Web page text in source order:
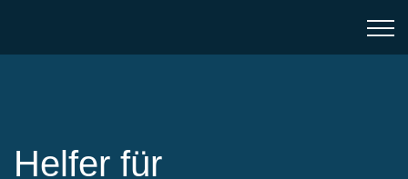
Helfer für